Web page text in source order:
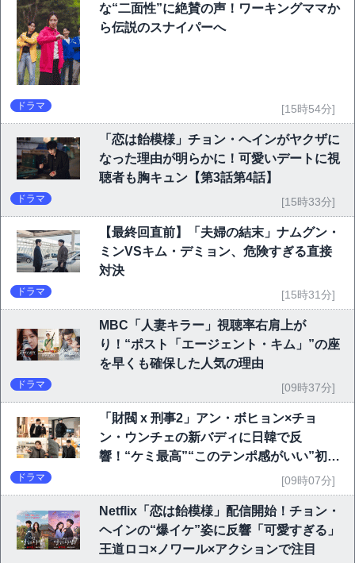
な“二面性”に絶賛の声！ワーキングママか
ら伝説のスナイパーへ
ドラマ [15時54分]
「恋は飴模様」チョン・ヘインがヤクザに
なった理由が明らかに！可愛いデートに視
聴者も胸キュン【第3話第4話】
ドラマ [15時33分]
【最終回直前】「夫婦の結末」ナムグン・
ミンVSキム・デミョン、危険すぎる直接
対決
ドラマ [15時31分]
MBC「人妻キラー」視聴率右肩上が
り！“ポスト「エージェント・キム」”の座
を早くも確保した人気の理由
ドラマ [09時37分]
「財閥 x 刑事2」アン・ボヒョン×チョ
ン・ウンチェの新バディに日韓で反
響！“ケミ最高”“このテンポ感がいい”初回
ドラマ [09時07分]
Netflix「恋は飴模様」配信開始！チョン・
ヘインの“爆イケ”姿に反響「可愛すぎる」
王道ロコ×ノワール×アクションで注目